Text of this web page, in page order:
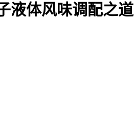
液体风味调配之道